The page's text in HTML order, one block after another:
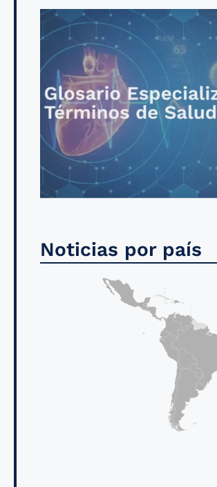
Noticias por país